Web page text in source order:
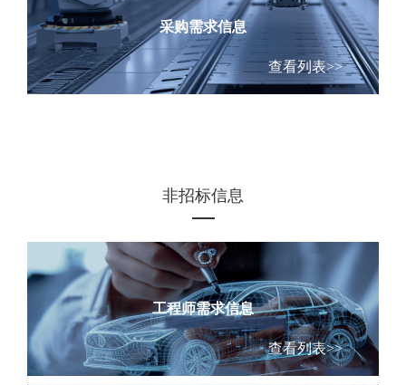
采购需求信息
查看列表>>
非招标信息
工程师需求信息
查看列表>>